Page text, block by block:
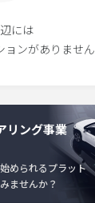
には
ョンがありません
リング事業
められるプラット
ませんか？